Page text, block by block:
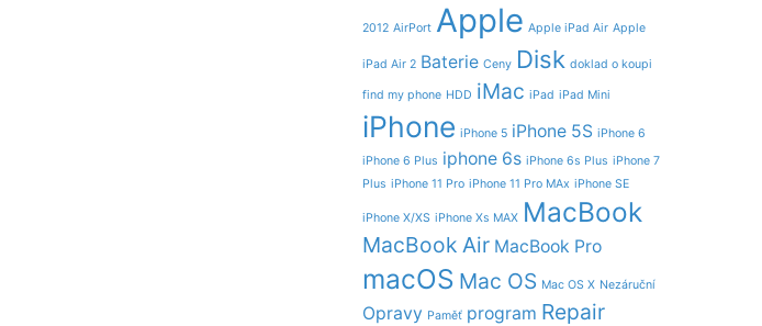
2012 AirPort Apple Apple iPad Air Apple
iPad Air 2 Baterie Ceny Disk doklad o koupi
find my phone HDD iMac iPad iPad Mini
iPhone iPhone 5 iPhone 5S iPhone 6
iPhone 6 Plus iphone 6s iPhone 6s Plus iPhone 7
Plus iPhone 11 Pro iPhone 11 Pro MAx iPhone SE
iPhone X/XS iPhone Xs MAX MacBook
MacBook Air MacBook Pro
macOS Mac OS Mac OS X Nezáruční
Opravy Paměť program Repair